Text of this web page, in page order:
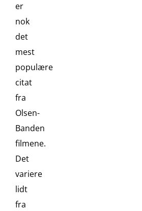
er
nok
det
mest
populære
citat
fra
Olsen-
Banden
filmene.
Det
variere
lidt
fra